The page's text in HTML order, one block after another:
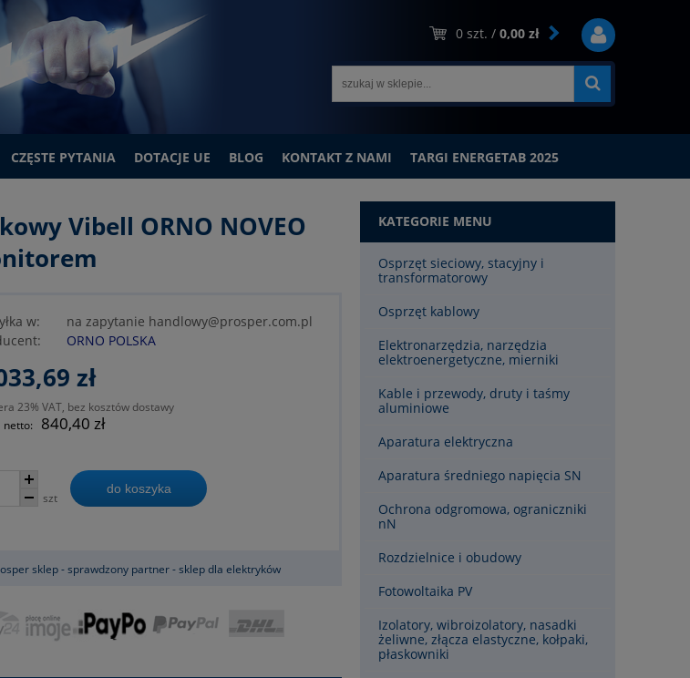
0 szt. / 0,00 zł
CZĘSTE PYTANIA DOTACJE UE BLOG KONTAKT Z NAMI TARGI ENERGETAB 2025
Vibell ORNO NOVEO
w:
na zapytanie handlowy@prosper.com.pl
ORNO POLSKA
zł
23% VAT, bez kosztów dostawy
netto:
840,40 zł
szt
do koszyka
sklep - sprawdzony partner - sklep dla elektryków
KATEGORIE MENU
Osprzęt sieciowy, stacyjny i
transformatorowy
Osprzęt kablowy
Elektronarzędzia, narzędzia
elektroenergetyczne, mierniki
Kable i przewody, druty i taśmy
aluminiowe
Aparatura elektryczna
Aparatura średniego napięcia SN
Ochrona odgromowa, ograniczniki
nN
Rozdzielnice i obudowy
Fotowoltaika PV
Izolatory, wibroizolatory, nasadki
żeliwne, złącza elastyczne, kołpaki,
płaskowniki